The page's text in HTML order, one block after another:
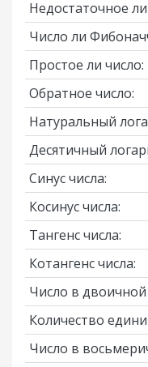
Недостаточное
Число ли
Простое ли число:
Обратное число:
Натуральный
Десятичный
Синус числа:
Косинус числа:
Тангенс числа:
Котангенс числа:
Число в двоичной
Количество
Число в